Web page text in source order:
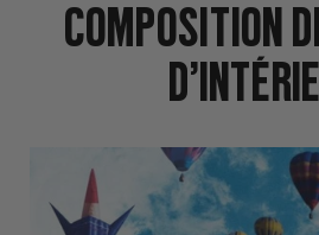
COMPOSITION